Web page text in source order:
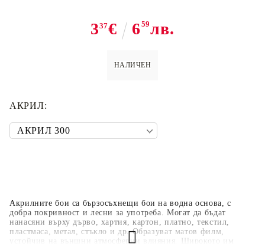
337€ 659лв.
НАЛИЧЕН
Акрилните бои са бързосъхнещи бои на водна основа, с
добра покривност и лесни за употреба. Могат да бъдат
нанасяни върху дърво, хартия, картон, платно, текстил,
пластмаса, метал, стъкло и др. Образуват матов филм,
устойчив на външни атмосферни влияния. Широкото им
АКРИЛ: